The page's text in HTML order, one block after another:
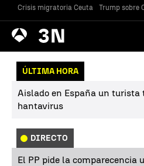
Crisis migratoria Ceuta Trump sobre
Antena
3 Noticias
ÚLTIMA HORA
Aislado en España un turista
hantavirus
DIRECTO
El PP pide la comparecencia